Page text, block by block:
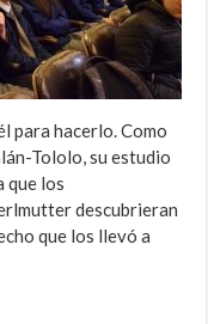
para hacerlo. Como
Tololo, su estudio
que los
descubrieran
que los llevó a